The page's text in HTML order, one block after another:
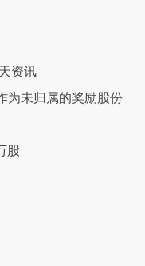
资讯
为未归属的奖励股份
股